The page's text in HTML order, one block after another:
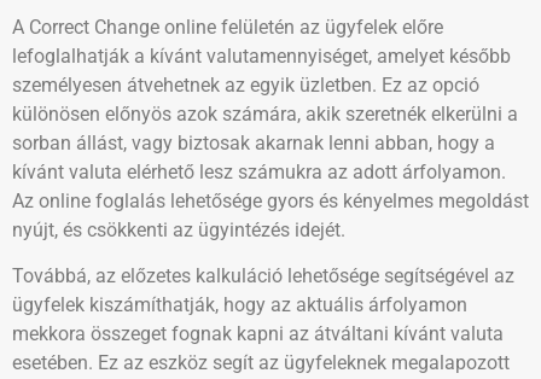
A Correct Change online felületén az ügyfelek előre
lefoglalhatják a kívánt valutamennyiséget, amelyet később
személyesen átvehetnek az egyik üzletben. Ez az opció
különösen előnyös azok számára, akik szeretnék elkerülni a
sorban állást, vagy biztosak akarnak lenni abban, hogy a
kívánt valuta elérhető lesz számukra az adott árfolyamon.
Az online foglalás lehetősége gyors és kényelmes megoldást
nyújt, és csökkenti az ügyintézés idejét.
Továbbá, az előzetes kalkuláció lehetősége segítségével az
ügyfelek kiszámíthatják, hogy az aktuális árfolyamon
mekkora összeget fognak kapni az átváltani kívánt valuta
esetében. Ez az eszköz segít az ügyfeleknek megalapozott